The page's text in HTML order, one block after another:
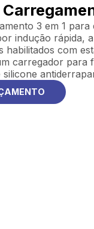
3 em 1
indução rápida,
habilitados com
carregador para
silicone